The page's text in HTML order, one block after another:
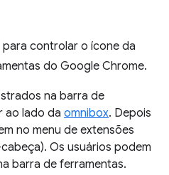
para controlar o ícone da
do Google Chrome.
na barra de
ao lado da omnibox. Depois
no menu de extensões
Os usuários podem
barra de ferramentas.